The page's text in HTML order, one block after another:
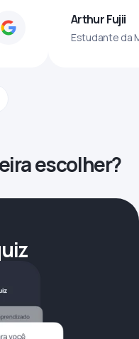
Arthur Fujii
Estudante da
escolher?